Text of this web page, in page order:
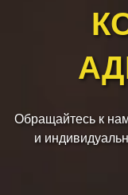
Обращайтесь к
и